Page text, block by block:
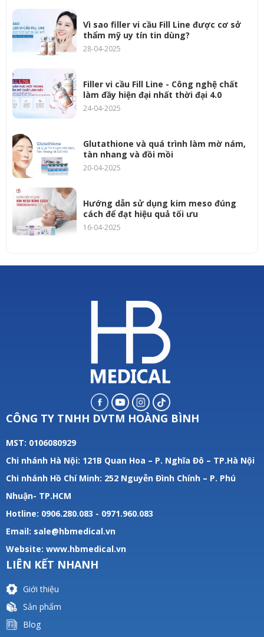
Vì sao filler vi cầu Fill Line được cơ sở
thẩm mỹ uy tín tin dùng?
28-04-2025
Filler vi cầu Fill Line - Công nghệ chất
làm đầy hiện đại nhất thời đại 4.0
24-04-2025
Glutathione và quá trình làm mờ nám,
tàn nhang và đồi mồi
20-04-2025
Hướng dẫn sử dụng kim meso đúng
cách để đạt hiệu quả tối ưu
16-04-2025
CÔNG TY TNHH DVTM HOÀNG BÌNH
MST: 0106080929
Chi nhánh Hà Nội: 121B Quan Hoa – P. Nghĩa Đô – TP.Hà Nội
Chi nhánh Hồ Chí Minh: 252 Nguyễn Đình Chính – P. Phú
Nhuận- TP.HCM
Hotline: 0906.280.083 - 0971.960.083
Email: sale@hbmedical.vn
Website: www.hbmedical.vn
LIÊN KẾT NHANH
Giới thiệu
Sản phẩm
Blog